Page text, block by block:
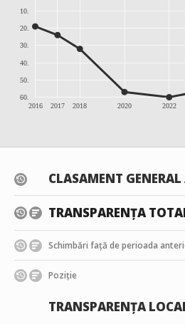
2016 2017 2018 2020 2022
10.
20.
30.
40.
50.
60.
CLASAMENT
TRANSPARENȚA
Schimbări față de perioada
Poziție
TRANSPARENȚA